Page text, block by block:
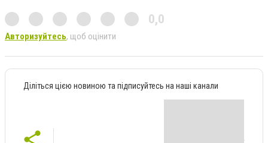
0,0
Авторизуйтесь, щоб оцінити
Діліться цією новиною та підписуйтесь на наші канали